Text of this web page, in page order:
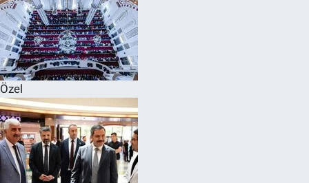
Özel